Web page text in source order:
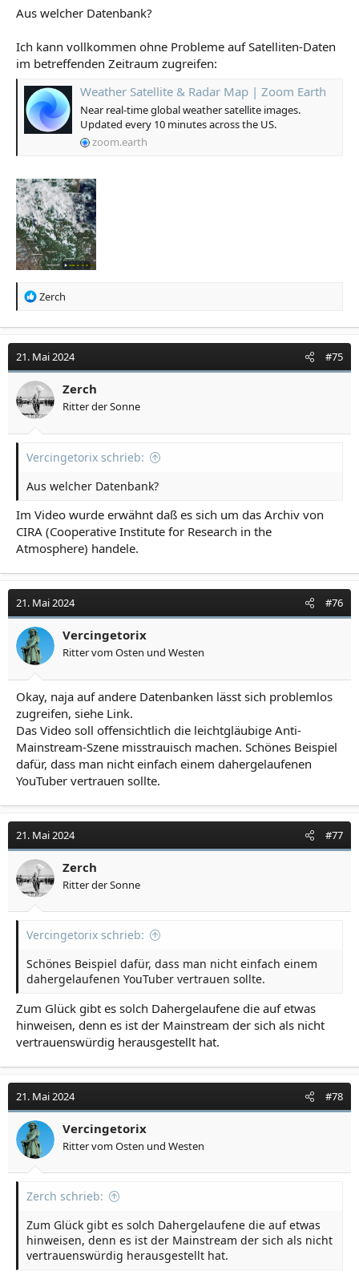
Aus welcher Datenbank?
Ich kann vollkommen ohne Probleme auf Satelliten-Daten
im betreffenden Zeitraum zugreifen:
Weather Satellite & Radar Map | Zoom Earth
Near real-time global weather satellite images.
Updated every 10 minutes across the US.
zoom.earth
R
a
t
i
o
n
e
Zerch
21. Mai 2024 #75
Zerch
Ritter der Sonne
Vercingetorix schrieb:
Aus welcher Datenbank?
Im Video wurde erwähnt daß es sich um das Archiv von
CIRA (Cooperative Institute for Research in the
Atmosphere) handele.
21. Mai 2024 #76
Vercingetorix
Ritter vom Osten und Westen
Okay, naja auf andere Datenbanken lässt sich problemlos
zugreifen, siehe Link.
Das Video soll offensichtlich die leichtgläubige Anti-
Mainstream-Szene misstrauisch machen. Schönes Beispiel
dafür, dass man nicht einfach einem dahergelaufenen
YouTuber vertrauen sollte.
21. Mai 2024 #77
Zerch
Ritter der Sonne
Vercingetorix schrieb:
Schönes Beispiel dafür, dass man nicht einfach einem
dahergelaufenen YouTuber vertrauen sollte.
Zum Glück gibt es solch Dahergelaufene die auf etwas
hinweisen, denn es ist der Mainstream der sich als nicht
vertrauenswürdig herausgestellt hat.
21. Mai 2024 #78
Vercingetorix
Ritter vom Osten und Westen
Zerch schrieb:
Zum Glück gibt es solch Dahergelaufene die auf etwas
hinweisen, denn es ist der Mainstream der sich als nicht
vertrauenswürdig herausgestellt hat.